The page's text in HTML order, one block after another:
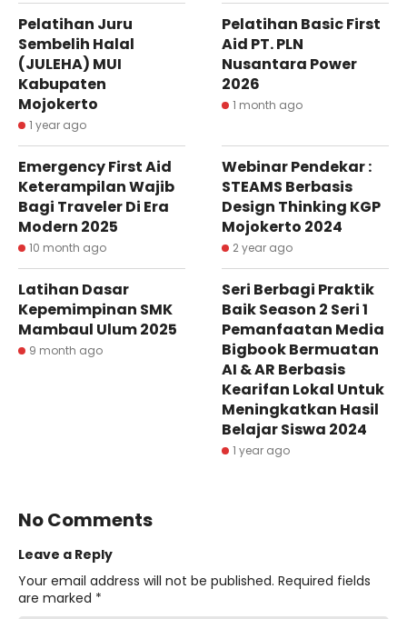
Pelatihan Juru
Sembelih Halal
(JULEHA) MUI
Kabupaten
Mojokerto
1 year ago
Pelatihan Basic First
Aid PT. PLN
Nusantara Power
2026
1 month ago
Emergency First Aid
Keterampilan Wajib
Bagi Traveler Di Era
Modern 2025
10 month ago
Webinar Pendekar :
STEAMS Berbasis
Design Thinking KGP
Mojokerto 2024
2 year ago
Latihan Dasar
Kepemimpinan SMK
Mambaul Ulum 2025
9 month ago
Seri Berbagi Praktik
Baik Season 2 Seri 1
Pemanfaatan Media
Bigbook Bermuatan
AI & AR Berbasis
Kearifan Lokal Untuk
Meningkatkan Hasil
Belajar Siswa 2024
1 year ago
No Comments
Leave a Reply
Your email address will not be published. Required fields
are marked *